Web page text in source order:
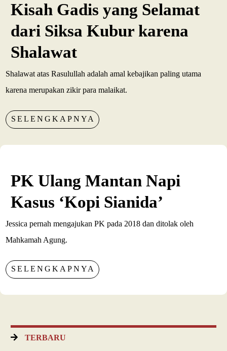
Kisah Gadis yang Selamat
dari Siksa Kubur karena
Shalawat
Shalawat atas Rasulullah adalah amal kebajikan paling utama
karena merupakan zikir para malaikat.
SELENGKAPNYA
PK Ulang Mantan Napi
Kasus ‘Kopi Sianida’
Jessica pernah mengajukan PK pada 2018 dan ditolak oleh
Mahkamah Agung.
SELENGKAPNYA
TERBARU